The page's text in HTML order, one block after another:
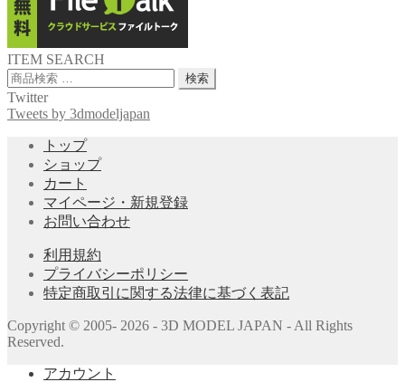
ITEM SEARCH
検
索
対
検索
Twitter
Tweets by 3dmodeljapan
トップ
ショップ
カート
マイページ・新規登録
お問い合わせ
利用規約
プライバシーポリシー
特定商取引に関する法律に基づく表記
Copyright © 2005- 2026 - 3D MODEL JAPAN - All Rights
Reserved.
アカウント